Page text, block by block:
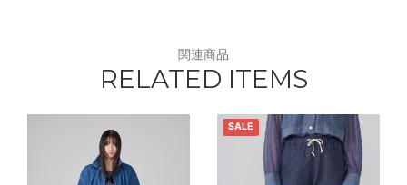
関連商品
RELATED ITEMS
SALE